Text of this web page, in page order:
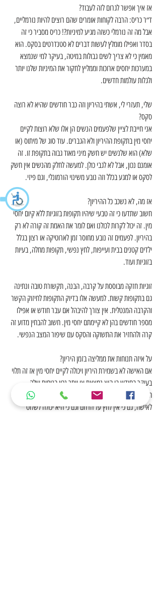
אז איך אפשר לגרום לזה לעבוד?
ד״ר כריס: הרבה לקוחות אומרים שהם רוצים להיות נורמליים,
אבל מה זה נורמלי כשזה מגיע למיניות?! כריס מסביר כי זה
בסדר ואפילו מומלץ לעשות דברים לא סטנדרטים בסקס. הוא
מאמין כי לא צריך לשים גבולות במיטה, בעיקר למי שנמצא
במערכות יחסים ארוכות וממליץ לחקור את המיניות שלנו יותר
ולגלות עולמות חדשים.
שלי, תעזרי לי, אשתי בהיריון וזה כבר חודשים שהיא לא רוצה
סקס?
אני חייבת לציין שלפעמים הנשים הן אלו שלא רוצות לקיים
יחסי מין בתקופת ההיריון ולא הגברים. עוד סוג של מיתוס (או
שלא) הוא שלנשים יש חשק מיני מאוד גבוה בתקופת זו. זה
אומנם נכון, אבל לא לגבי כולן. למעשה לחלק מהנשים אין חשק
לסקס או למגע בכלל וזה נובע משינוי הורמונלי, וגם פיזי.
אז מה, לא נשכב כל ההיריון?
חשוב שתדעו כי זה טבעי שיהיו תקופות בזוגיות ללא קיום יחסי
מין. זה יכול לקרות לכולנו ואם לומר את האמת זה קורה לא רק
בהיריון. לפעמים זה נובע מחוסר זמן לארוטיקה או רצון בגלל
ילדים קטנים בבית ועייפות, לחץ נפשי, תקופות מחלה, בעיות
בזוגיות ועוד.
זוגיות חזקה מבוססת על קרבה, הבנה, תקשורת טובה ונתינה
גם בתקופות קשות. למעשה אלו בדיוק התקופות לחיזוק הקשר
והקרבה המנטלית. אין צורך להיבהל אם עבר חודש או אפילו
מספר חודשים בהן לא קיימתם יחסי מין. חשוב להבחין מדוע זה
קרה ולהחזיר את התשוקה והסקס עם שיפור המצב הנפשי.
על איזה תנוחות את ממליצה בזמן היריון?
אם האישה לא בשמירת היריון ויכולה לקיים יחסי מין אז זה תלוי
בעיקר בחודש בו היא נמצאת או יותר נכון בנוחות שלה.
התנוחה בה האישה יושבת על הגבר, יכולה להיות מאוד מענגת
לאישה, גם כי אין לחץ על הרחם וגם כי היא יכולה לשלוט